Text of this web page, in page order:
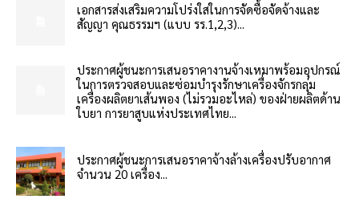
เอกสารส่งเสริมความโปร่งใสในการจัดซื้อจัดจ้างและ
สัญญา คุณธรรมฯ (แบบ รร.1,2,3)...
ประกาศผู้ชนะการเสนอราคางานจ้างเหมาพร้อมอุปกรณ์
ในการตรวจสอบและซ่อมบำรุงรักษาเครื่องจักรกลุ่ม
เครื่องผลิตยาเส้นพอง (ไม่รวมอะไหล่) ของฝ่ายผลิตด้าน
ใบยา การยาสูบแห่งประเทศไทย...
ประกาศผู้ชนะการเสนอราคาจ้างล้างเครื่องปรับอากาศ
จำนวน 20 เครื่อง...